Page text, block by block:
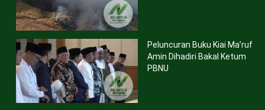
Peluncuran Buku Kiai Ma’ruf
Amin Dihadiri Bakal Ketum
PBNU